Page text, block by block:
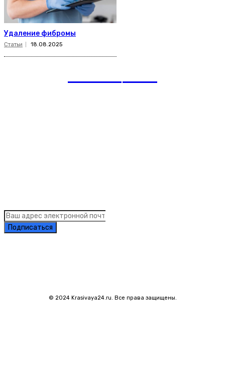
Удаление фибромы
Статьи 18.08.2025
Подписаться
© 2024 Krasivaya24.ru. Все права защищены.